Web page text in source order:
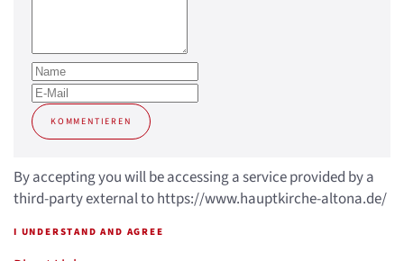
KOMMENTIEREN
By accepting you will be accessing a service provided by a
third-party external to https://www.hauptkirche-altona.de/
I UNDERSTAND AND AGREE